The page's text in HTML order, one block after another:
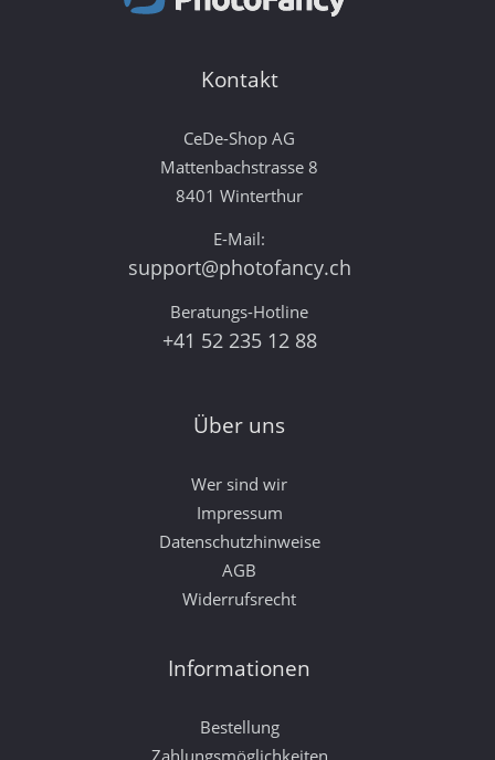
Kontakt
CeDe-Shop AG
Mattenbachstrasse 8
8401 Winterthur
E-Mail:
support@photofancy.ch
Beratungs-Hotline
+41 52 235 12 88
Über uns
Wer sind wir
Impressum
Datenschutzhinweise
AGB
Widerrufsrecht
Informationen
Bestellung
Zahlungsmöglichkeiten